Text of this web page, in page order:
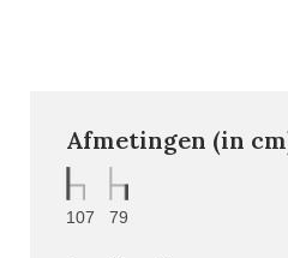
Afmetingen (in
107 79